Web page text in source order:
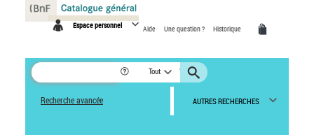
Espace personnel Aide Une question ? Historique
Tout
Recherche avancée AUTRES RECHERCHES
Panneau de gestion des cookies